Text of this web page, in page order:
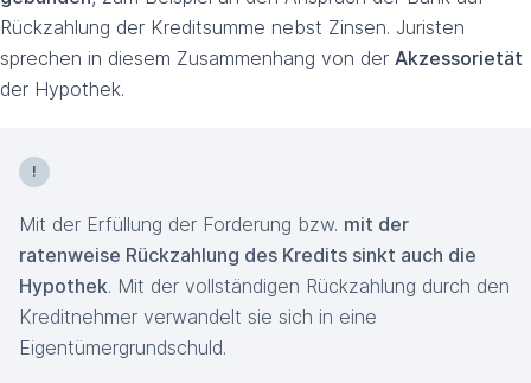
Rückzahlung der Kreditsumme nebst Zinsen. Juristen
sprechen in diesem Zusammenhang von der Akzessorietät
der Hypothek.
Mit der Erfüllung der Forderung bzw. mit der
ratenweise Rückzahlung des Kredits sinkt auch die
Hypothek. Mit der vollständigen Rückzahlung durch den
Kreditnehmer verwandelt sie sich in eine
Eigentümergrundschuld.